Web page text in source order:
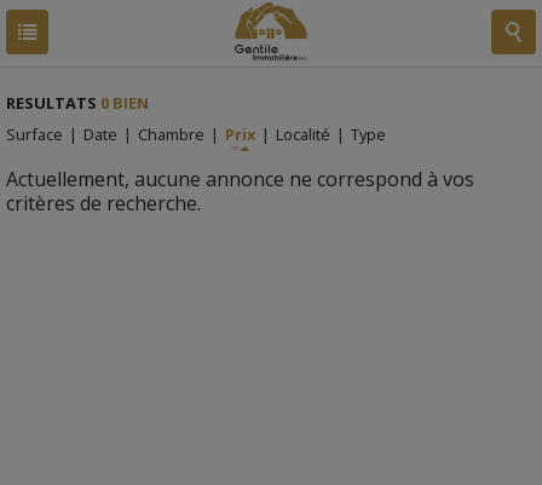
RESULTATS 0 BIEN
Surface | Date | Chambre | Prix | Localité | Type
Actuellement, aucune annonce ne correspond à vos
critères de recherche.